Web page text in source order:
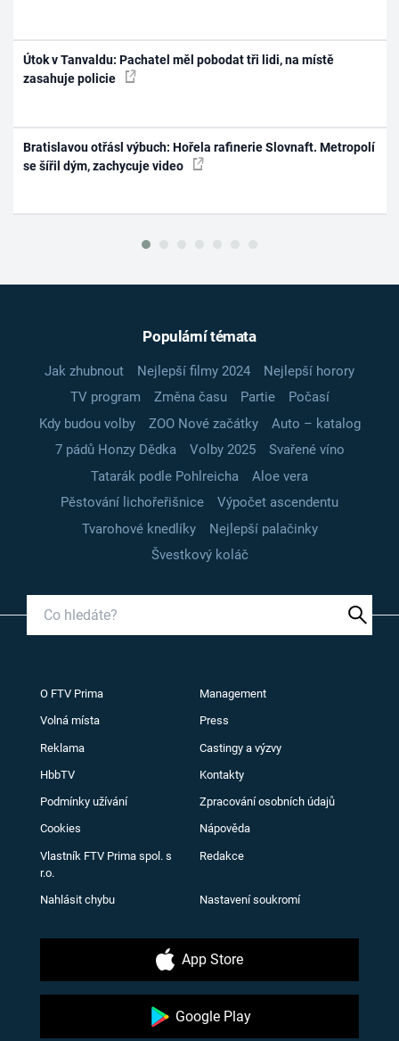
Útok v Tanvaldu: Pachatel měl pobodat tři lidi, na místě
zasahuje policie
Bratislavou otřásl výbuch: Hořela rafinerie Slovnaft. Metropolí
se šířil dým, zachycuje video
Populární témata
Jak zhubnout Nejlepší filmy 2024
Nejlepší horory
TV program
Změna času Partie
Počasí
Kdy budou volby
ZOO Nové začátky
Auto – katalog
7 pádů Honzy Dědka
Volby 2025
Svařené víno
Tatarák podle Pohlreicha
Aloe vera
Pěstování lichořeřišnice
Výpočet ascendentu
Tvarohové knedlíky
Nejlepší palačinky
Švestkový koláč
O FTV Prima Management
Volná místa Press
Reklama Castingy a výzvy
HbbTV Kontakty
Podmínky užívání Zpracování osobních údajů
Cookies Nápověda
Vlastník FTV Prima spol. s
r.o.
Redakce
Nahlásit chybu Nastavení soukromí
App Store
Google Play